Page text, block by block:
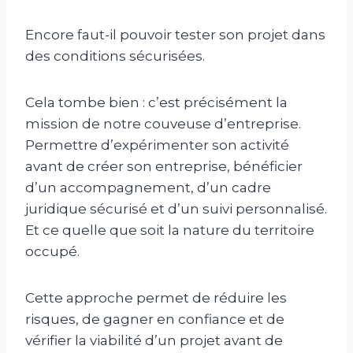
Encore faut-il pouvoir tester son projet dans
des conditions sécurisées.
Cela tombe bien : c’est précisément la
mission de notre couveuse d’entreprise.
Permettre d’expérimenter son activité
avant de créer son entreprise, bénéficier
d’un accompagnement, d’un cadre
juridique sécurisé et d’un suivi personnalisé.
Et ce quelle que soit la nature du territoire
occupé.
Cette approche permet de réduire les
risques, de gagner en confiance et de
vérifier la viabilité d’un projet avant de